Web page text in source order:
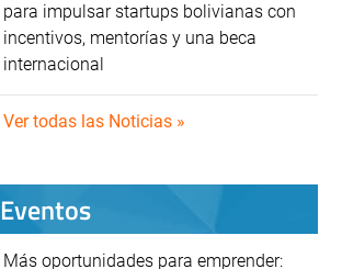
para impulsar startups bolivianas con
incentivos, mentorías y una beca
internacional
Ver todas las Noticias »
Eventos
Más oportunidades para emprender: